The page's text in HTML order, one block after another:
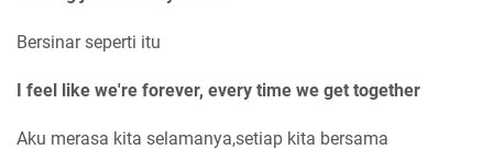
Bersinar seperti itu
I feel like we're forever, every time we get together
Aku merasa kita selamanya,setiap kita bersama